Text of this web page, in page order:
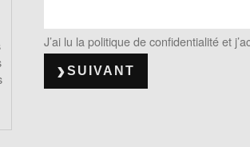
J’ai lu la politique de confidentialité et
SUIVANT